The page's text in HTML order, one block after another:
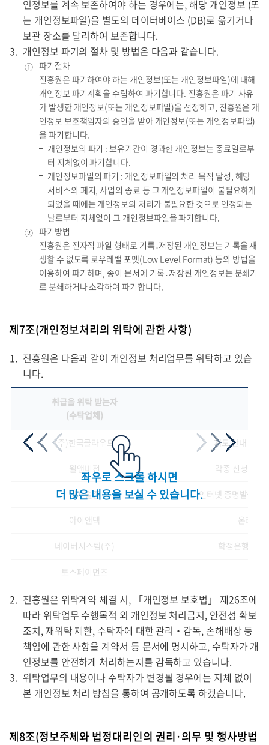
인정보를 계속 보존하여야 하는 경우에는, 해당 개인정보 (또
는 개인정보파일)을 별도의 데이터베이스 (DB)로 옮기거나
보관 장소를 달리하여 보존합니다.
개인정보 파기의 절차 및 방법은 다음과 같습니다.
① 파기절차
진흥원은 파기하여야 하는 개인정보(또는 개인정보파일)에 대해
개인정보 파기계획을 수립하여 파기합니다. 진흥원은 파기 사유
가 발생한 개인정보(또는 개인정보파일)을 선정하고, 진흥원은 개
인정보 보호책임자의 승인을 받아 개인정보(또는 개인정보파일)
을 파기합니다.
개인정보의 파기 : 보유기간이 경과한 개인정보는 종료일로부
터 지체없이 파기합니다.
개인정보파일의 파기 : 개인정보파일의 처리 목적 달성, 해당
서비스의 폐지, 사업의 종료 등 그 개인정보파일이 불필요하게
되었을 때에는 개인정보의 처리가 불필요한 것으로 인정되는
날로부터 지체없이 그 개인정보파일을 파기합니다.
② 파기방법
진흥원은 전자적 파일 형태로 기록․저장된 개인정보는 기록을 재
생할 수 없도록 로우레밸 포멧(Low Level Format) 등의 방법을
이용하여 파기하며, 종이 문서에 기록․저장된 개인정보는 분쇄기
로 분쇄하거나 소각하여 파기합니다.
제7조(개인정보처리의 위탁에 관한 사항)
진흥원은 다음과 같이 개인정보 처리업무를 위탁하고 있습
니다.
좌우로 스크롤 하시면
더 많은 내용을 보실 수 있습니다.
취급을 위탁 받는자
(수탁업체)
(주)한국클라우드 제도 안내 콜센
윌앤비전 각종 신청접수
디지털존 인터넷 증명발급 운
아이앤텍 온라인
네이버시스템(주) 학점은행제
토스페이먼츠
진흥원은 위탁계약 체결 시, 「개인정보 보호법」 제26조에
따라 위탁업무 수행목적 외 개인정보 처리금지, 안전성 확보
조치, 재위탁 제한, 수탁자에 대한 관리‧감독, 손해배상 등
책임에 관한 사항을 계약서 등 문서에 명시하고, 수탁자가 개
인정보를 안전하게 처리하는지를 감독하고 있습니다.
위탁업무의 내용이나 수탁자가 변경될 경우에는 지체 없이
본 개인정보 처리 방침을 통하여 공개하도록 하겠습니다.
제8조(정보주체와 법정대리인의 권리·의무 및 행사방법